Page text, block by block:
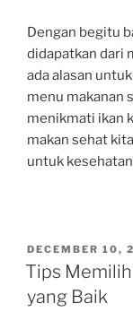
Dengan begitu
didapatkan dari
ada alasan
menu makanan
menikmati ikan
makan sehat
untuk
POSTED
ON
DECEMBER 10,
Tips
yang Baik